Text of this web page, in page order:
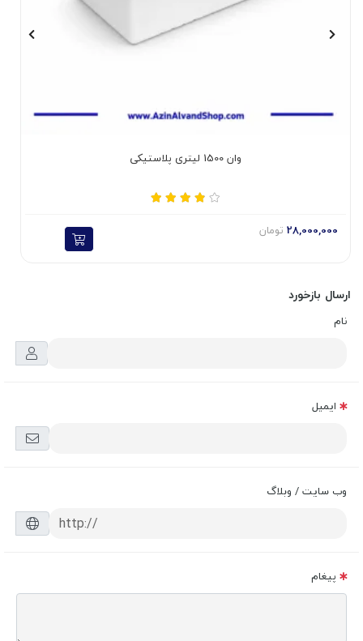
وان 1500 لیتری پلاستیکی
28,000,000 تومان
ارسال بازخورد
نام
ایمیل
وب سایت / وبلاگ
پیغام